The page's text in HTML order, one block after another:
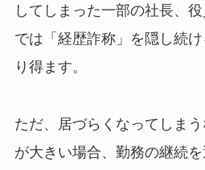
してしまった一部の社長、
では「経歴詐称」を隠し続
り得ます。
ただ、居づらくなってしま
が大きい場合、勤務の継続